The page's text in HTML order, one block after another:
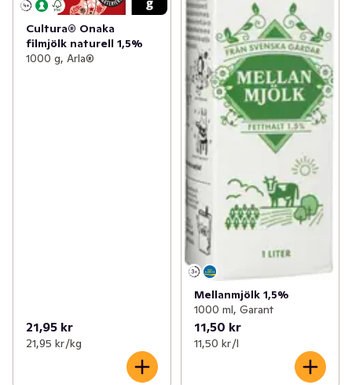
Cultura® Onaka
filmjölk naturell 1,5%
1000 g, Arla®
21,95 kr
21,95 kr /kg
Mellanmjölk 1,5%
1000 ml, Garant
11,50 kr
11,50 kr /l